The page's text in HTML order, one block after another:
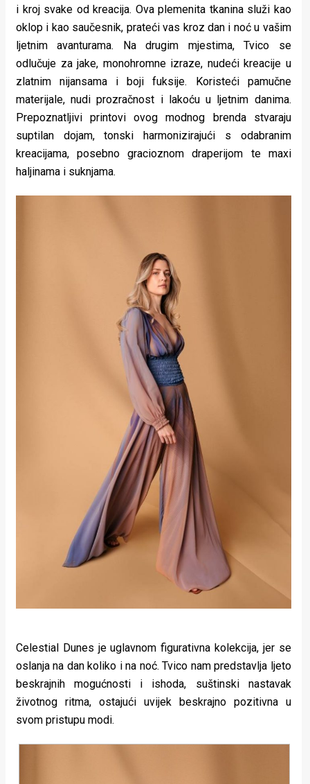
i kroj svake od kreacija. Ova plemenita tkanina služi kao
oklop i kao saučesnik, prateći vas kroz dan i noć u vašim
ljetnim avanturama. Na drugim mjestima, Tvico se
odlučuje za jake, monohromne izraze, nudeći kreacije u
zlatnim nijansama i boji fuksije. Koristeći pamučne
materijale, nudi prozračnost i lakoću u ljetnim danima.
Prepoznatljivi printovi ovog modnog brenda stvaraju
suptilan dojam, tonski harmonizirajući s odabranim
kreacijama, posebno gracioznom draperijom te maxi
haljinama i suknjama.
Celestial Dunes je uglavnom figurativna kolekcija, jer se
oslanja na dan koliko i na noć. Tvico nam predstavlja ljeto
beskrajnih mogućnosti i ishoda, suštinski nastavak
životnog ritma, ostajući uvijek beskrajno pozitivna u
svom pristupu modi.